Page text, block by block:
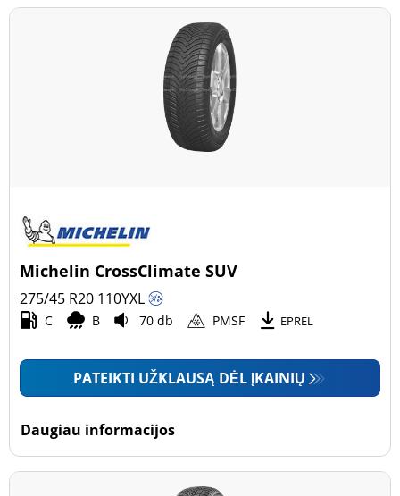
Michelin CrossClimate SUV
275/45 R20 110YXL
C B 70 db PMSF EPREL
PATEIKTI UŽKLAUSĄ DĖL ĮKAINIŲ
Daugiau informacijos